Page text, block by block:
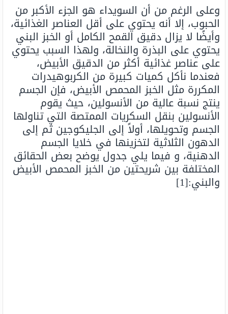
وعلى الرغم من أن السويداء هو الجزء الأكبر من
الحبوب، إلا أنه يحتوي على أقل العناصر الغذائية،
وأيضًا لا يزال دقيق القمح الكامل أو الخبز البني
يحتوي على البذرة والنخالة، ولهذا السبب يحتوي
على عناصر غذائية أكثر من الدقيق الأبيض،
فعندما نأكل كميات كبيرة من الكربوهيدرات
المكررة مثل الخبز المحمص الأبيض، فإن الجسم
ينتج نسبة عالية من الأنسولين، حيث يقوم
الأنسولين بنقل السكريات الممتصة التي تناولها
الجسم وتحويلها، أولاً إلى الجليكوجين ثم إلى
الدهون الثلاثية لتخزينها في خلايا الجسم
الدهنية، و فيما يلي جدول يوضح بعض الحقائق
المختلفة بين شريحتين من الخبز المحمص الأبيض
والبني:[1]